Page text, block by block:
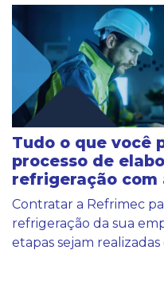
Tudo o que você
processo de
refrigeração com
Contratar a Refrimec
refrigeração da sua
etapas sejam realizadas